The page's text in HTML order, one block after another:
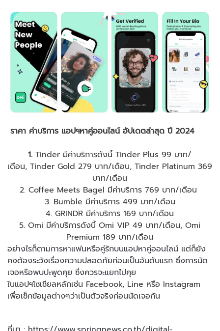
ราคา ค่าบริการ แอปฯหาคู่ออนไลน์ อัปเดตล่าสุด ปี 2024
1.Tinder มีค่าบริการดังนี้ Tinder Plus 99 บาท/
เดือน, Tinder Gold 279 บาท/เดือน, Tinder Platinum 369
บาท/เดือน
2. Coffee Meets Bagel มีค่าบริการ 769 บาท/เดือน
3. Bumble มีค่าบริการ 499 บาท/เดือน
4. GRINDR มีค่าบริการ 169 บาท/เดือน
5. Omi มีค่าบริการดังนี้ Omi VIP 49 บาท/เดือน, Omi
Premium 189 บาท/เดือน
อย่างไรก็ตามการหาแฟนหรือคู่รักบนแอปหาคู่ออนไลน์ แต่ก็ยัง
คงต้องระวังเรื่องความปลอดภัยก่อนเป็นอันดับแรก ซึ่งการนัด
เจอหรือพบปะพูดคุย ซึ่งควรจะแยกไปคุย
ในแอปฯโซเชียลหลักเช่น Facebook, Line หรือ Instagram
เพื่อเช็กข้อมูลต่างๆว่าเป็นตัวจริงก่อนนัดเจอกัน